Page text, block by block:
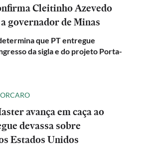
Cleitinho Azevedo
governador de Minas
que PT entregue
da sigla e do projeto Porta-
avança em caça ao
devassa sobre
Estados Unidos